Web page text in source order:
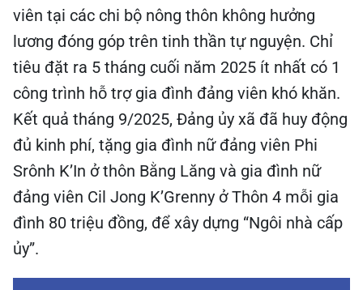
viên tại các chi bộ nông thôn không hưởng
lương đóng góp trên tinh thần tự nguyện. Chỉ
tiêu đặt ra 5 tháng cuối năm 2025 ít nhất có 1
công trình hỗ trợ gia đình đảng viên khó khăn.
Kết quả tháng 9/2025, Đảng ủy xã đã huy động
đủ kinh phí, tặng gia đình nữ đảng viên Phi
Srônh K’In ở thôn Bằng Lăng và gia đình nữ
đảng viên Cil Jong K’Grenny ở Thôn 4 mỗi gia
đình 80 triệu đồng, để xây dựng “Ngôi nhà cấp
ủy”.